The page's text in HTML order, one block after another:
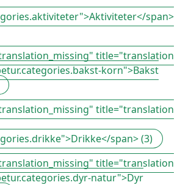
span>
title="translation
korn">Bakst
title="translation
span> (3)
title="translation
natur">Dyr